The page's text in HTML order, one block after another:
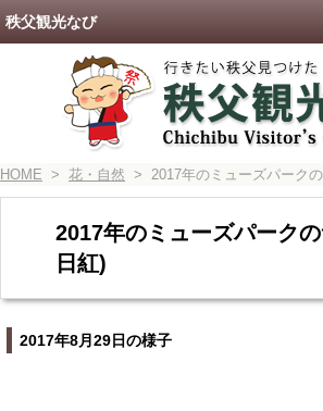
HOME > 花・自然 > 2017年のミューズパーク
2017年のミューズパーク
日紅)
2017年8月29日の様子
秩父観光なび